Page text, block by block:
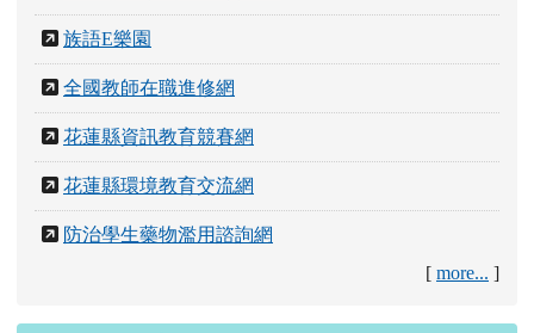
族語E樂園
全國教師在職進修網
花蓮縣資訊教育競賽網
花蓮縣環境教育交流網
防治學生藥物濫用諮詢網
[ more... ]